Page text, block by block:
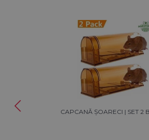
CAPCANĂ ȘOARECI | SET 2